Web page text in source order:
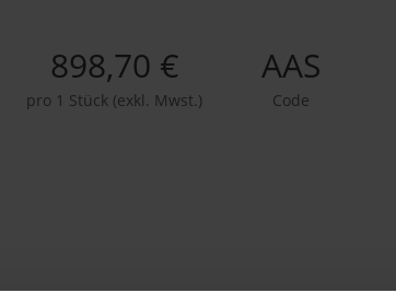
898,70 €
pro 1 Stück (exkl. Mwst.)
AAS
Code